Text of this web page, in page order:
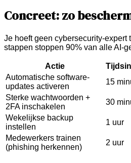
Concreet: zo
Je hoeft geen cybersecurity-expert
stappen stoppen 90% van alle AI-
Actie
Automatische software-
updates activeren
15
Sterke wachtwoorden +
2FA inschakelen
30
Wekelijkse backup
instellen
1 uur
Medewerkers trainen
(phishing herkennen)
2 uur